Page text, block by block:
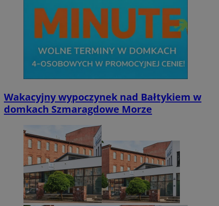
Wakacyjny wypoczynek nad Bałtykiem w
domkach Szmaragdowe Morze